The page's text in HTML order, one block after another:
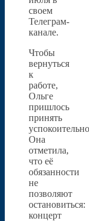
своем
Телеграм-
канале.
Чтобы
вернуться
к
работе,
Ольге
пришлось
принять
Она
отметила,
что её
обязанности
не
позволяют
остановиться:
концерт